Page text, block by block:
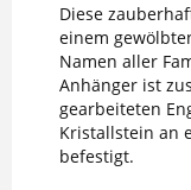
Diese
einem
Namen aller
Anhänger ist
gearbeiteten
Kristallstein an
befestigt.